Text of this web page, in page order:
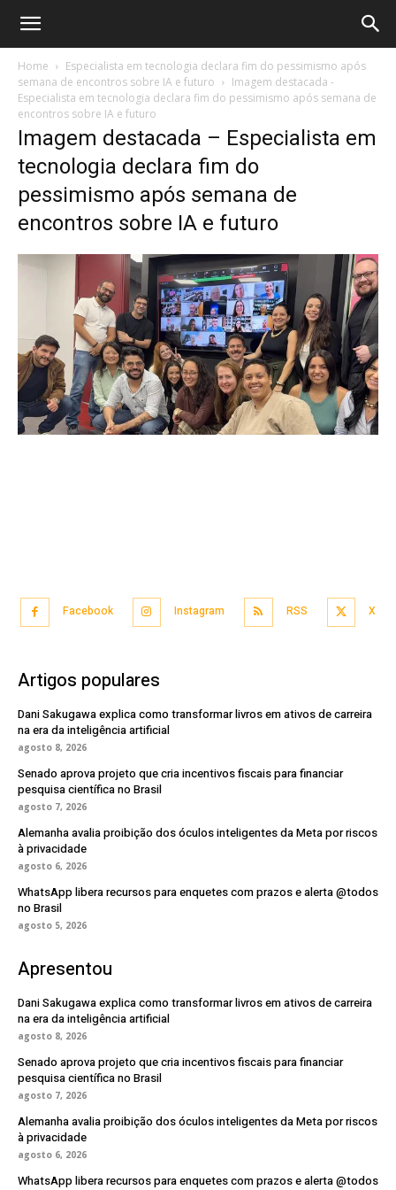
Home
Especialista em tecnologia declara fim do pessimismo após
semana de encontros sobre IA e futuro
Imagem destacada -
Especialista em tecnologia declara fim do pessimismo após semana de
encontros sobre IA e futuro
Imagem destacada – Especialista em
tecnologia declara fim do
pessimismo após semana de
encontros sobre IA e futuro
Facebook Instagram RSS X
Artigos populares
Dani Sakugawa explica como transformar livros em ativos de carreira
na era da inteligência artificial
agosto 8, 2026
Senado aprova projeto que cria incentivos fiscais para financiar
pesquisa científica no Brasil
agosto 7, 2026
Alemanha avalia proibição dos óculos inteligentes da Meta por riscos
à privacidade
agosto 6, 2026
WhatsApp libera recursos para enquetes com prazos e alerta @todos
no Brasil
agosto 5, 2026
Apresentou
Dani Sakugawa explica como transformar livros em ativos de carreira
na era da inteligência artificial
agosto 8, 2026
Senado aprova projeto que cria incentivos fiscais para financiar
pesquisa científica no Brasil
agosto 7, 2026
Alemanha avalia proibição dos óculos inteligentes da Meta por riscos
à privacidade
agosto 6, 2026
WhatsApp libera recursos para enquetes com prazos e alerta @todos